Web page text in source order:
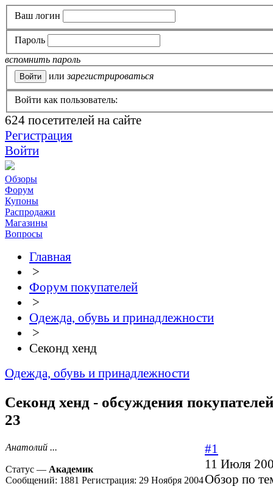
Ваш логин
Пароль
вспомнить пароль
или зарегистрироваться
Войти как пользователь:
624 посетителей на сайте
Регистрация
Войти
Обзоры
Форум
Купоны
Распродажи
Магазины
Вопросы
Главная
>
Форум покупателей
>
Одежда, обувь и принадлежности
>
Секонд хенд
Одежда, обувь и принадлежности
Секонд хенд - обсуждения
23
Анатолий ...
Статус — Академик
Сообщений: 1881 Регистрация: 29 Ноября 2004
#1
11 Июля
Обзор по